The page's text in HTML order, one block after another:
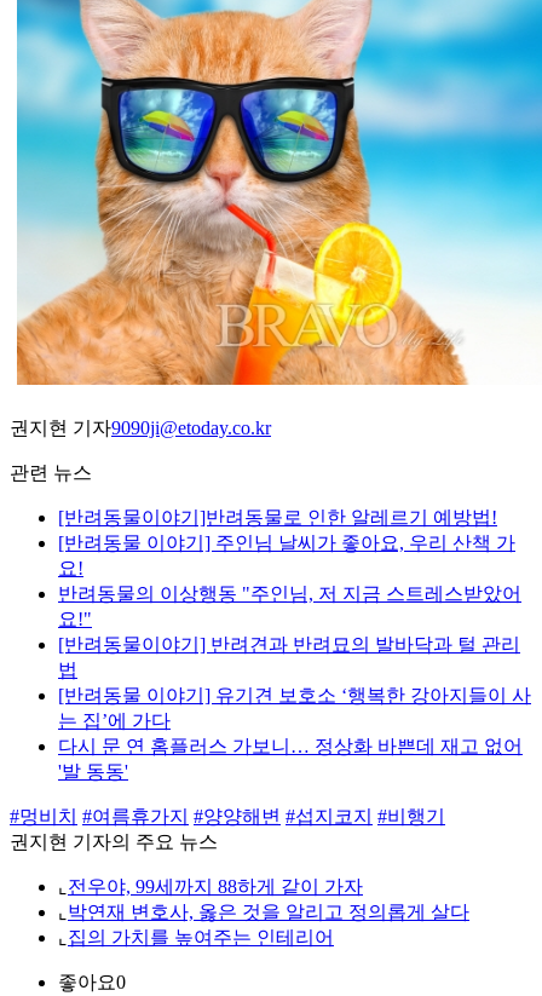
권지현 기자9090ji@etoday.co.kr
관련 뉴스
[반려동물이야기]반려동물로 인한 알레르기 예방법!
[반려동물 이야기] 주인님 날씨가 좋아요, 우리 산책 가
요!
반려동물의 이상행동 "주인님, 저 지금 스트레스받았어
요!"
[반려동물이야기] 반려견과 반려묘의 발바닥과 털 관리
법
[반려동물 이야기] 유기견 보호소 ‘행복한 강아지들이 사
는 집’에 가다
다시 문 연 홈플러스 가보니… 정상화 바쁜데 재고 없어
'발 동동'
#멍비치 #여름휴가지 #양양해변 #섭지코지 #비행기
권지현 기자의 주요 뉴스
⌞ 전우야, 99세까지 88하게 같이 가자
⌞ 박연재 변호사, 옳은 것을 알리고 정의롭게 살다
⌞ 집의 가치를 높여주는 인테리어
좋아요0